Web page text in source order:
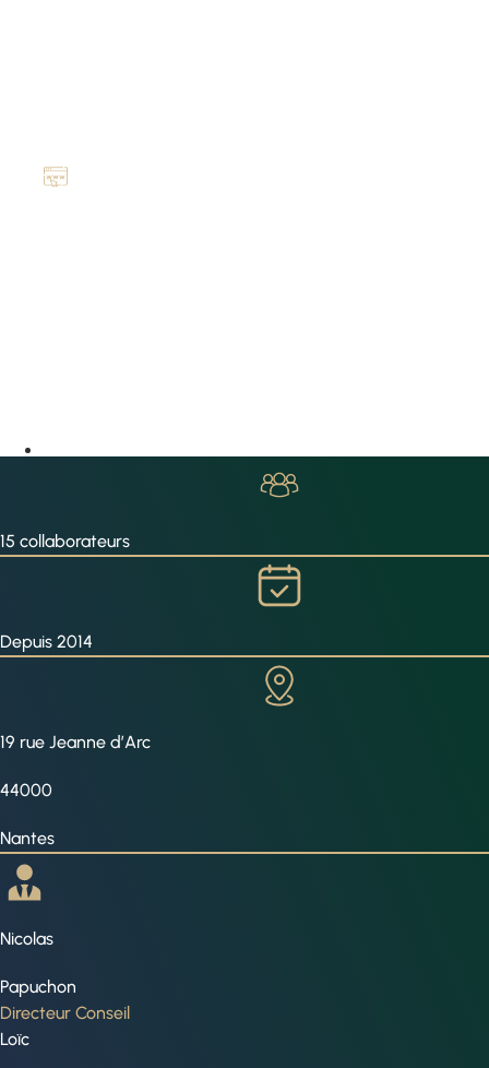
15 collaborateurs
Depuis 2014
19 rue Jeanne d’Arc
44000
Nantes
Nicolas
Papuchon
Directeur Conseil
Loïc